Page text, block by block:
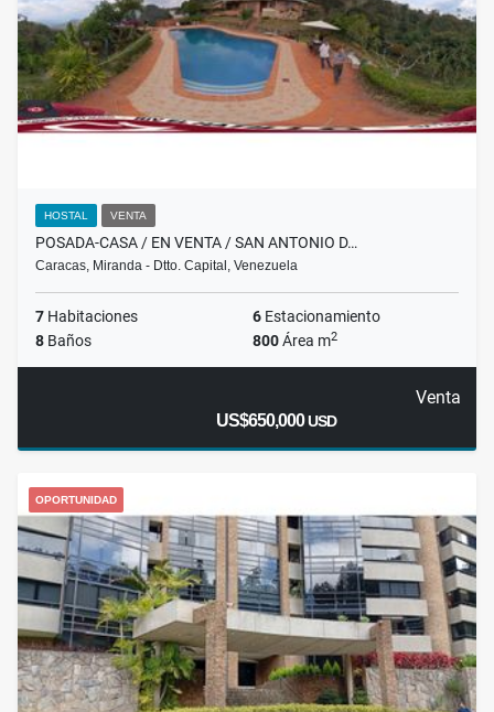
HOSTAL VENTA
POSADA-CASA / EN VENTA / SAN ANTONIO D…
Caracas, Miranda - Dtto. Capital, Venezuela
7 Habitaciones 6 Estacionamiento
8 Baños 800Área m2
Venta
US$650,000USD
OPORTUNIDAD